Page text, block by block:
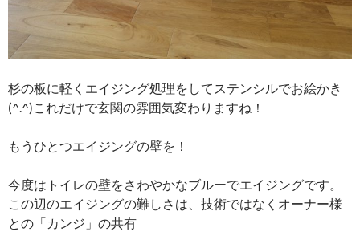
杉の板に軽くエイジング処理をしてステンシルでお絵かき
(^.^)これだけで玄関の雰囲気変わりますね！
もうひとつエイジングの壁を！
今度はトイレの壁をさわやかなブルーでエイジングです。
この辺のエイジングの難しさは、技術ではなくオーナー様
との「カンジ」の共有